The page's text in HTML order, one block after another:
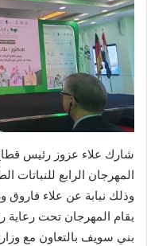
شارك علاء عزوز رئيس
المهرجان الرابع
وذلك نيابة عن علاء فاروق
يقام المهرجان تحت رعاية
بني سويف بالتعاون مع